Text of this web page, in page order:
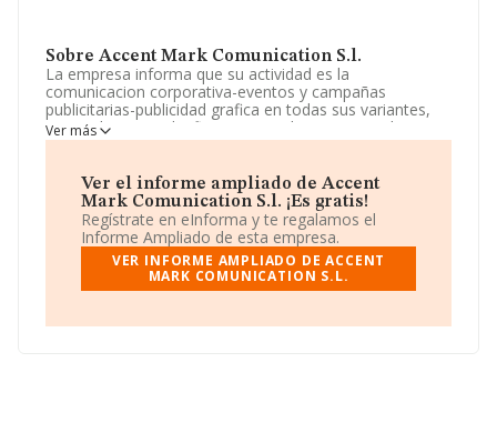
Sobre Accent Mark Comunication S.l.
La empresa informa que su actividad es la
comunicacion corporativa-eventos y campañas
publicitarias-publicidad grafica en todas sus variantes,
por cualquier medio fisico o tecnologico. cnae objeto
principal 7021. La sociedad está inscrita en el Registro
'%cnae%'. La compañía no tiene actividad en mercados
exteriores.
La compañía Accent Mark Comunication S.L
número de identificación fiscal B67119776, está situada
en Calle Baix núm. 6, (08292), en el municipio de
Esparreguera, en Barcelona, Cataluña.
Con los datos a disposición de INFORMA sobre 3.758
Ver más
Ver el informe ampliado de Accent
Mark Comunication S.l. ¡Es gratis!
Regístrate en eInforma y te regalamos el
Informe Ampliado de esta empresa.
VER INFORME AMPLIADO DE ACCENT
MARK COMUNICATION S.L.